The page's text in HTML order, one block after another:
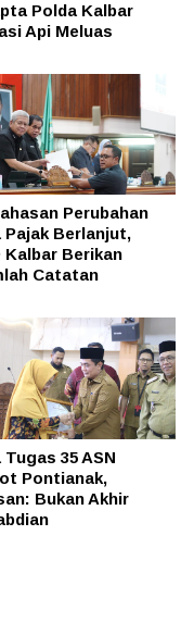
Polda Kalbar
Api Meluas
Perubahan
Pajak Berlanjut,
Kalbar Berikan
Catatan
Tugas 35 ASN
Pontianak,
Bukan Akhir